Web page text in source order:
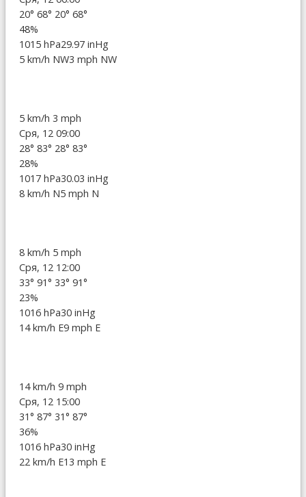
20° 68° 20° 68°
48%
1015 hPa29.97 inHg
5 km/h NW3 mph NW
5 km/h 3 mph
Сря, 12 09:00
28° 83° 28° 83°
28%
1017 hPa30.03 inHg
8 km/h N5 mph N
8 km/h 5 mph
Сря, 12 12:00
33° 91° 33° 91°
23%
1016 hPa30 inHg
14 km/h E9 mph E
14 km/h 9 mph
Сря, 12 15:00
31° 87° 31° 87°
36%
1016 hPa30 inHg
22 km/h E13 mph E